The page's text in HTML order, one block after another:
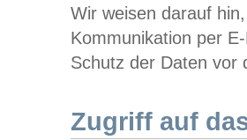
Wir weisen darauf
Kommunikation per
Schutz der Daten vor
Zugriff auf